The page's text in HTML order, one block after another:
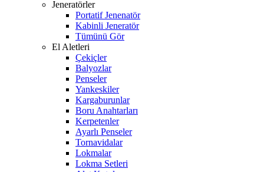
Jeneratörler
Portatif Jenenatör
Kabinli Jeneratör
Tümünü Gör
El Aletleri
Çekiçler
Balyozlar
Penseler
Yankeskiler
Kargaburunlar
Boru Anahtarları
Kerpetenler
Ayarlı Penseler
Tornavidalar
Lokmalar
Lokma Setleri